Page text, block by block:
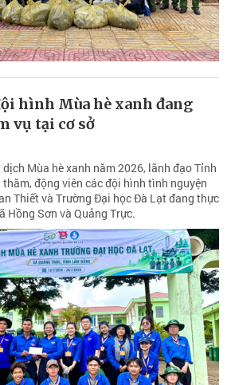
hình Mùa hè xanh đang
vụ tại cơ sở
Mùa hè xanh năm 2026, lãnh đạo Tỉnh
động viên các đội hình tình nguyện
Thiết và Trường Đại học Đà Lạt đang thực
Hồng Sơn và Quảng Trực.